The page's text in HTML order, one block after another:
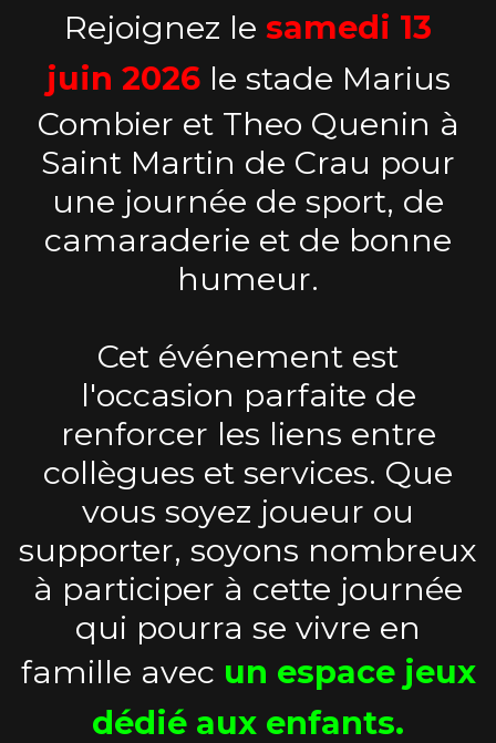
Rejoignez le samedi 13
juin 2026le stade Marius
Combier et Theo Quenin à
Saint Martin de Crau pour
une journée de sport, de
camaraderie et de bonne
humeur.
Cet événement est
l'occasion parfaite de
renforcer les liens entre
collègues et services. Que
vous soyez joueur ou
supporter, soyons nombreux
à participer à cette journée
qui pourra se vivre en
famille avec un espace jeux
dédié aux enfants.